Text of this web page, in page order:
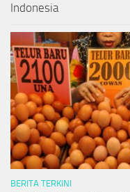
Indonesia
BERITA TERKINI